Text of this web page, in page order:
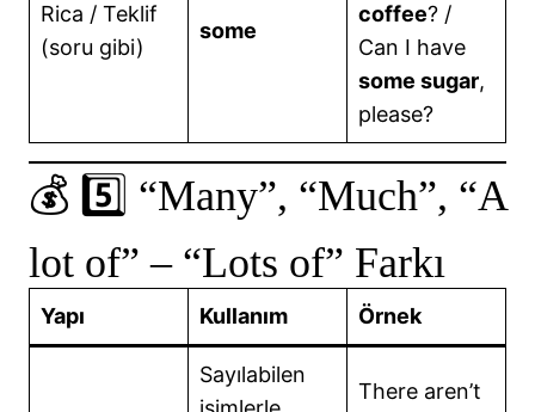
Rica / Teklif
(soru gibi)
some
coffee? /
Can I have
some sugar,
please?
💰 5️⃣ “Many”, “Much”, “A
lot of” – “Lots of” Farkı
Yapı Kullanım Örnek
Sayılabilen
There aren’t